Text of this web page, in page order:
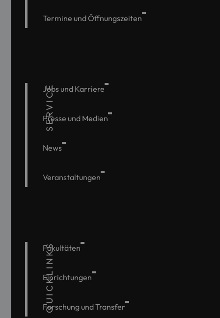
Termine und Öffnungszeiten
SERVICE
Jobs und Karriere
Presse und Medien
News
Veranstaltungen
QUICKLINKS
Fakultäten
Einrichtungen
Forschung und Transfer